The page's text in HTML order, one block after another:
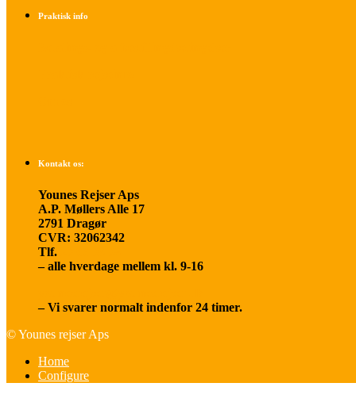
Praktisk info
Kontakt os:
Younes Rejser Aps
A.P. Møllers Alle 17
2791 Dragør
CVR: 32062342
Tlf.
– alle hverdage mellem kl. 9-16
– Vi svarer normalt indenfor 24 timer.
© Younes rejser Aps
Home
Configure